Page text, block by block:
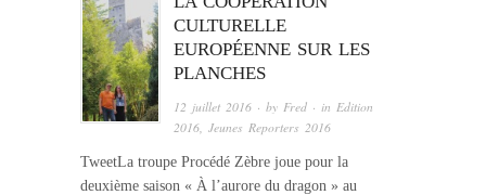
CULTURELLE
EUROPÉENNE SUR LES
PLANCHES
12 juillet 2016 · byFred · inEdition
2016,Jeunes Reporters 2016
TweetLa troupe Procédé Zèbre joue pour la
deuxième saison « À l’aurore du dragon » au